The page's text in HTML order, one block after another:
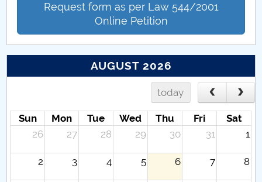
Request form as per Law 544/2001
Online Petition
AUGUST 2026
today
Sun Mon Tue Wed Thu Fri
Sat
26
27 28 29 30 31 1
2 3 4 5 6 7 8